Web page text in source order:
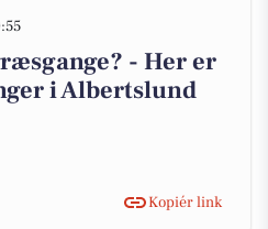
- Her er
i Albertslund
Kopiér link